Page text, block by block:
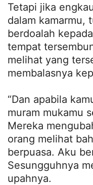
Tetapi jika
dalam kamarmu,
berdoalah
tempat
melihat yang
membalasnya
“Dan apabila
muram mukamu
Mereka
orang melihat
berpuasa. Aku
Sesungguhnya
upahnya.